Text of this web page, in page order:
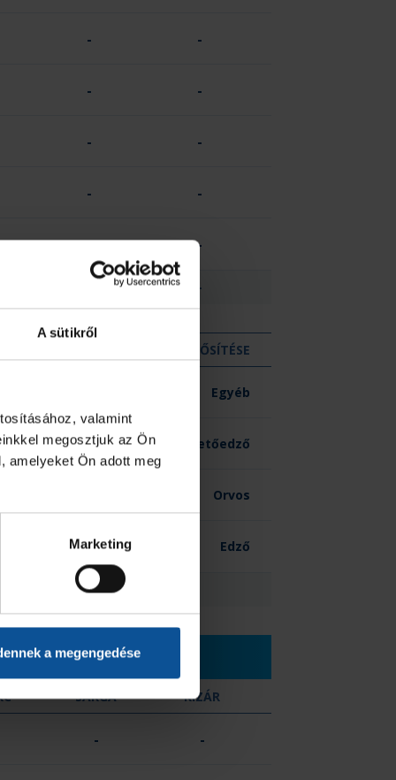
A sütikről
valamint
megosztjuk az Ön
amelyeket Ön adott meg
Marketing
a megengedése
- -
- -
- -
- -
- -
-
MINŐSÍTÉSE
Egyéb
- Vezetőedző
Orvos
Edző
SÁRGA KIZÁR
- -